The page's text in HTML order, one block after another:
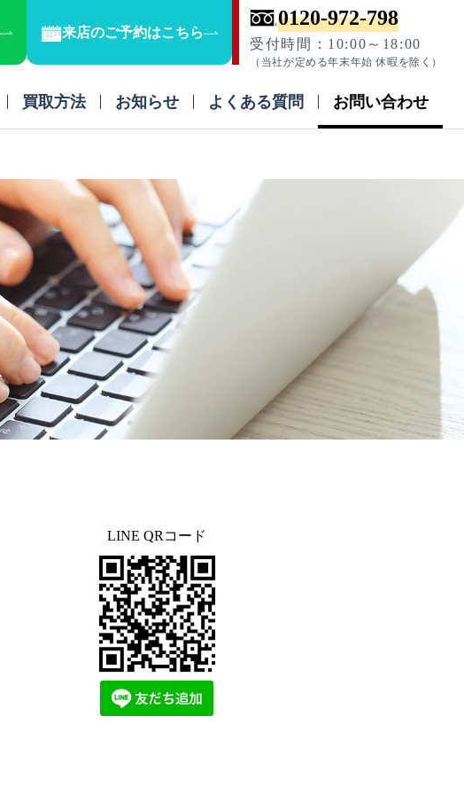
来店のご予約はこちら
0120-972-798
受付時間：10:00～18:00
（当社が定める年末年始 休暇を除く）
買取方法 お知らせ よくある質問 お問い合わせ
LINE QRコード